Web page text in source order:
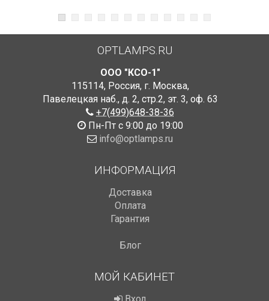
OPTLAMPS.RU
ООО "КСО-1"
115114, Россия, г. Москва,
Павелецкая наб., д. 2, стр.2, эт. 3, оф. 63
+7(499)648-38-36
Пн-Пт с 9:00 до 19:00
info@optlamps.ru
ИНФОРМАЦИЯ
Доставка
Оплата
Гарантия
Блог
МОЙ КАБИНЕТ